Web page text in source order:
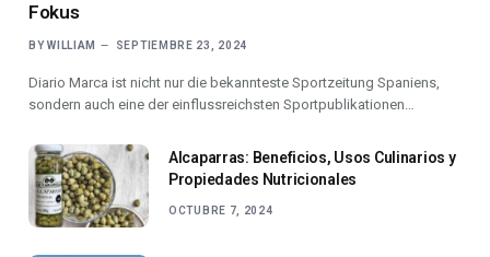
Fokus
BY WILLIAM SEPTIEMBRE 23, 2024
Diario Marca ist nicht nur die bekannteste Sportzeitung Spaniens,
sondern auch eine der einflussreichsten Sportpublikationen…
Alcaparras: Beneficios, Usos Culinarios y
Propiedades Nutricionales
OCTUBRE 7, 2024